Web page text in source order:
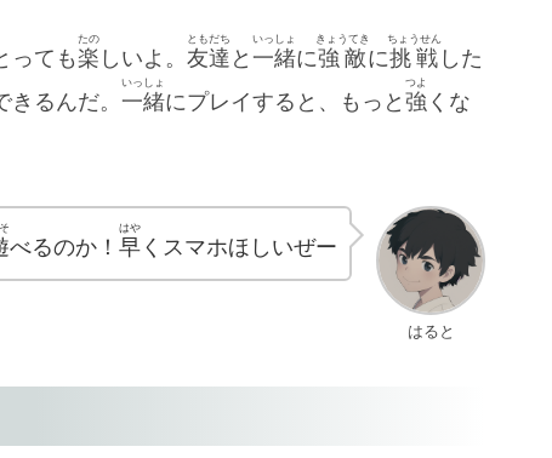
っても楽
たの
しいよ。 友達
ともだち
と一緒
いっしょ
に強敵
きょうてき
に挑戦
ちょうせん
した
きるんだ。 一緒
いっしょ
にプレイすると、もっと強
つよ
くな
はると
べるのか！ 早
はや
くスマホほしいぜー